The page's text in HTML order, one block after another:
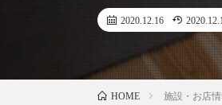
2020.12.16
HOME 施設・お店